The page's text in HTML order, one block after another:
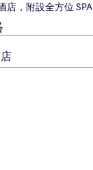
店，附設全方位 SPA